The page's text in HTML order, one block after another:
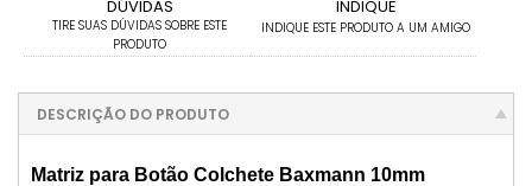
DÚVIDAS
TIRE SUAS DÚVIDAS SOBRE ESTE
PRODUTO
INDIQUE
INDIQUE ESTE PRODUTO A UM AMIGO
DESCRIÇÃO DO PRODUTO
Matriz para Botão Colchete Baxmann 10mm